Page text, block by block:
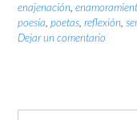
enajenación,
poesía, poetas, reflexión,
Dejar un comentario